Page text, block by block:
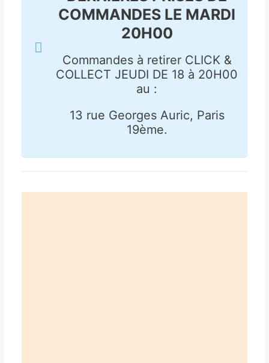
COMMANDES LE MARDI
20H00
Commandes à retirer CLICK &
COLLECT JEUDI DE 18 à 20H00
au :
13 rue Georges Auric, Paris
19ème.